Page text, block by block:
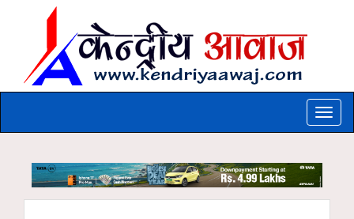
Toggle